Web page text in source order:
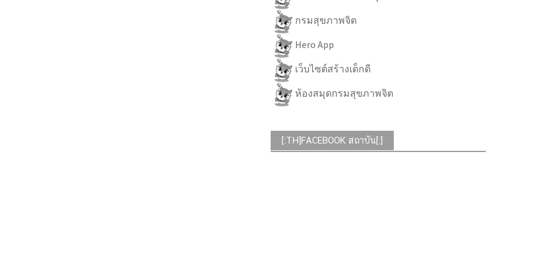
กรมสุขภาพจิต
Hero App
เว็บไซต์สร้างเด็กดี
ห้องสมุดกรมสุขภาพจิต
[:TH]FACEBOOK สถาบัน[:]